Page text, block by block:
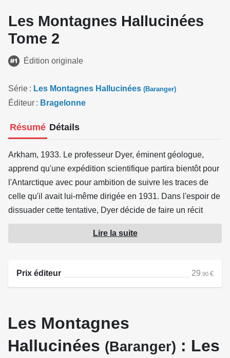
Les Montagnes Hallucinées
Tome 2
Édition originale
Série Les Montagnes Hallucinées (Baranger)
Éditeur Bragelonne
Résumé Détails
Arkham, 1933. Le professeur Dyer, éminent géologue,
apprend qu'une expédition scientifique partira bientôt pour
l'Antarctique avec pour ambition de suivre les traces de
celle qu'il avait lui-même dirigée en 1931. Dans l'espoir de
dissuader cette tentative, Dyer décide de faire un récit
complet des tragiques événements auxquels il survécut,
cette fois sans omettre les passages qu'il avait écartés à
Source : Bragelonne
Lire la suite
Prix éditeur 29 .90 €
Les Montagnes
Hallucinées (Baranger) : Les